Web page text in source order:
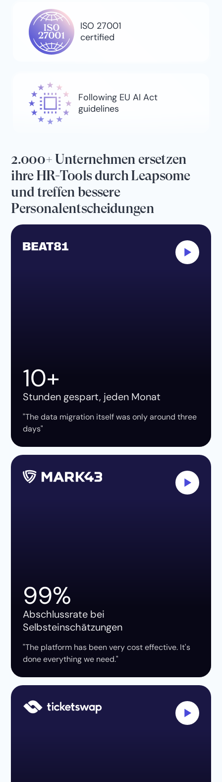
ISO 27001
certified
Following EU AI Act
guidelines
2.000+ Unternehmen ersetzen
ihre HR-Tools durch Leapsome
und treffen bessere
Personalentscheidungen
10+
Stunden gespart, jeden Monat
"The data migration itself was only around three
days"
99%
Abschlussrate bei
Selbsteinschätzungen
"The platform has been very cost effective. It's
done everything we need."